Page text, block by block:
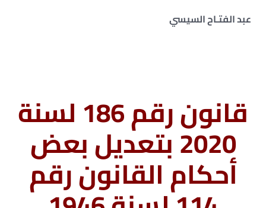
عبد الفتـاح السيسي
قانون رقم 186 لسنة
2020 بتعديل بعض
أحكام القانون رقم